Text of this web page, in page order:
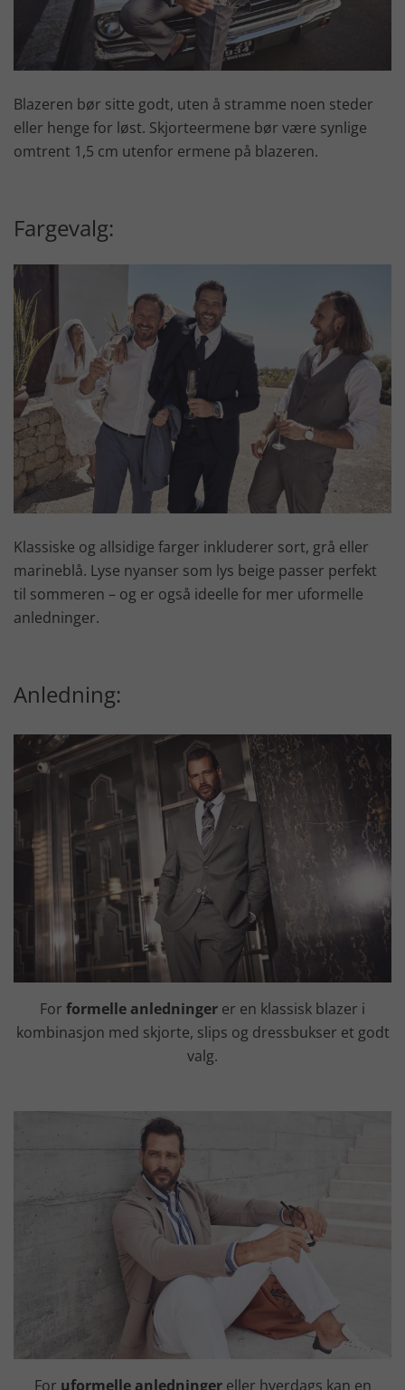
Blazeren bør sitte godt, uten å stramme noen steder
eller henge for løst. Skjorteermene bør være synlige
omtrent 1,5 cm utenfor ermene på blazeren.
Fargevalg:
Klassiske og allsidige farger inkluderer sort, grå eller
marineblå. Lyse nyanser som lys beige passer perfekt
til sommeren – og er også ideelle for mer uformelle
anledninger.
Anledning:
For formelle anledninger er en klassisk blazer i
kombinasjon med skjorte, slips og dressbukser et godt
valg.
For uformelle anledningereller hverdags kan en